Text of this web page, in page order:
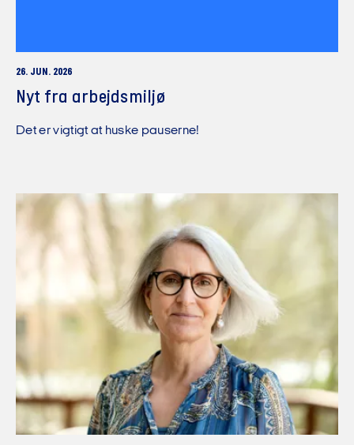
26. JUN. 2026
Nyt fra arbejdsmiljø
Det er vigtigt at huske pauserne!